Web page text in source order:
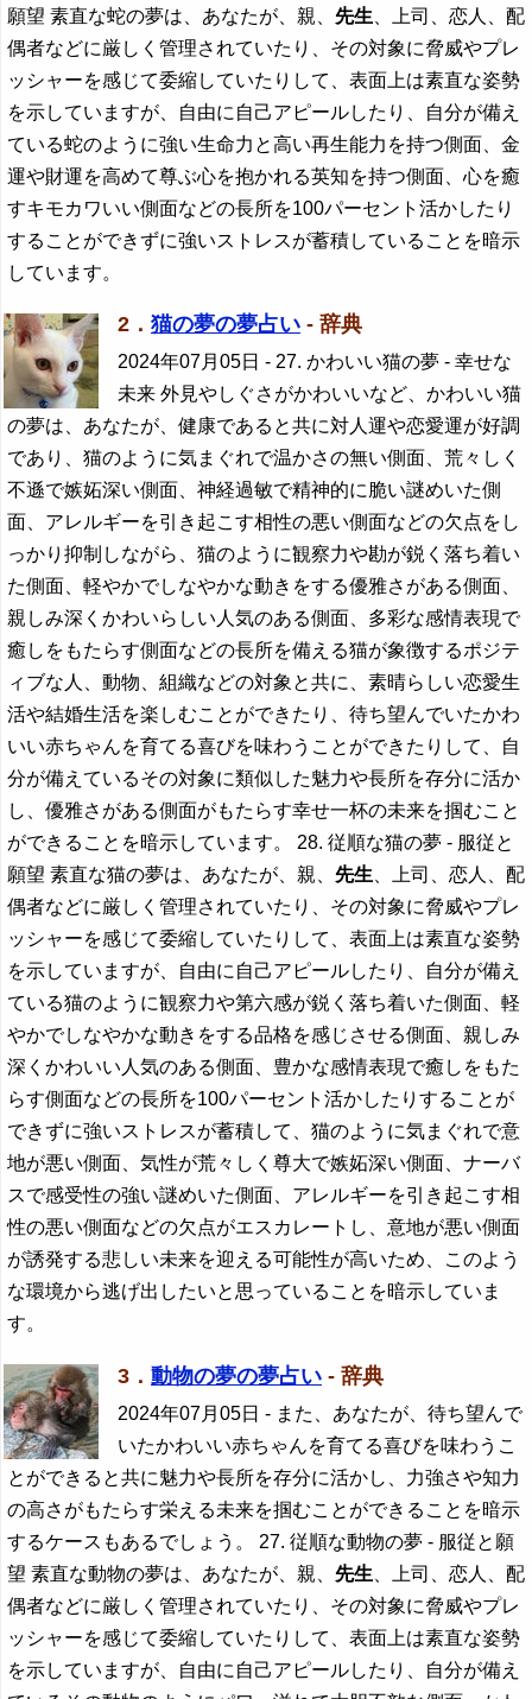
願望 素直な蛇の夢は、あなたが、親、先生 、上司、恋人、配
偶者などに厳しく管理されていたり、その対象に脅威やプレ
ッシャーを感じて委縮していたりして、表面上は素直な姿勢
を示していますが、自由に自己アピールしたり、自分が備え
ている蛇のように強い生命力と高い再生能力を持つ側面、金
運や財運を高めて尊ぶ心を抱かれる英知を持つ側面、心を癒
すキモカワいい側面などの長所を100パーセント活かしたり
することができずに強いストレスが蓄積していることを暗示
しています。
2． 猫の夢の夢占い - 辞典
2024年07月05日 - 27. かわいい猫の夢 - 幸せな
未来 外見やしぐさがかわいいなど、かわいい猫
の夢は、あなたが、健康であると共に対人運や恋愛運が好調
であり、猫のように気まぐれで温かさの無い側面、荒々しく
不遜で嫉妬深い側面、神経過敏で精神的に脆い謎めいた側
面、アレルギーを引き起こす相性の悪い側面などの欠点をし
っかり抑制しながら、猫のように観察力や勘が鋭く落ち着い
た側面、軽やかでしなやかな動きをする優雅さがある側面、
親しみ深くかわいらしい人気のある側面、多彩な感情表現で
癒しをもたらす側面などの長所を備える猫が象徴するポジテ
ィブな人、動物、組織などの対象と共に、素晴らしい恋愛生
活や結婚生活を楽しむことができたり、待ち望んでいたかわ
いい赤ちゃんを育てる喜びを味わうことができたりして、自
分が備えているその対象に類似した魅力や長所を存分に活か
し、優雅さがある側面がもたらす幸せ一杯の未来を掴むこと
ができることを暗示しています。 28. 従順な猫の夢 - 服従と
願望 素直な猫の夢は、あなたが、親、先生 、上司、恋人、配
偶者などに厳しく管理されていたり、その対象に脅威やプレ
ッシャーを感じて委縮していたりして、表面上は素直な姿勢
を示していますが、自由に自己アピールしたり、自分が備え
ている猫のように観察力や第六感が鋭く落ち着いた側面、軽
やかでしなやかな動きをする品格を感じさせる側面、親しみ
深くかわいい人気のある側面、豊かな感情表現で癒しをもた
らす側面などの長所を100パーセント活かしたりすることが
できずに強いストレスが蓄積して、猫のように気まぐれで意
地が悪い側面、気性が荒々しく尊大で嫉妬深い側面、ナーバ
スで感受性の強い謎めいた側面、アレルギーを引き起こす相
性の悪い側面などの欠点がエスカレートし、意地が悪い側面
が誘発する悲しい未来を迎える可能性が高いため、このよう
な環境から逃げ出したいと思っていることを暗示していま
す。
3． 動物の夢の夢占い - 辞典
2024年07月05日 - また、あなたが、待ち望んで
いたかわいい赤ちゃんを育てる喜びを味わうこ
とができると共に魅力や長所を存分に活かし、力強さや知力
の高さがもたらす栄える未来を掴むことができることを暗示
するケースもあるでしょう。 27. 従順な動物の夢 - 服従と願
望 素直な動物の夢は、あなたが、親、先生 、上司、恋人、配
偶者などに厳しく管理されていたり、その対象に脅威やプレ
ッシャーを感じて委縮していたりして、表面上は素直な姿勢
を示していますが、自由に自己アピールしたり、自分が備え